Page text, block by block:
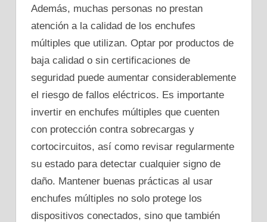
Además, muchas personas no prestan
atención a la calidad de los enchufes
múltiples que utilizan. Optar por productos de
baja calidad o sin certificaciones de
seguridad puede aumentar considerablemente
el riesgo de fallos eléctricos. Es importante
invertir en enchufes múltiples que cuenten
con protección contra sobrecargas y
cortocircuitos, así como revisar regularmente
su estado para detectar cualquier signo de
daño. Mantener buenas prácticas al usar
enchufes múltiples no solo protege los
dispositivos conectados, sino que también